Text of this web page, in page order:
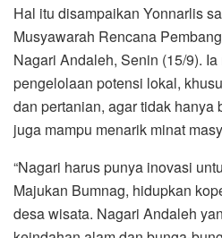
Hal itu disampaikan Yonnarlis
Musyawarah Rencana
Nagari Andaleh, Senin (15/9).
pengelolaan potensi lokal,
dan pertanian, agar tidak hanya
juga mampu menarik minat
“Nagari harus punya inovasi
Majukan Bumnag, hidupkan
desa wisata. Nagari Andaleh